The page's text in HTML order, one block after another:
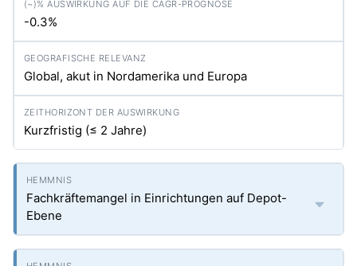
-0.3%
Global, akut in Nordamerika und Europa
Kurzfristig (≤ 2 Jahre)
Fachkräftemangel in Einrichtungen auf Depot-
Ebene